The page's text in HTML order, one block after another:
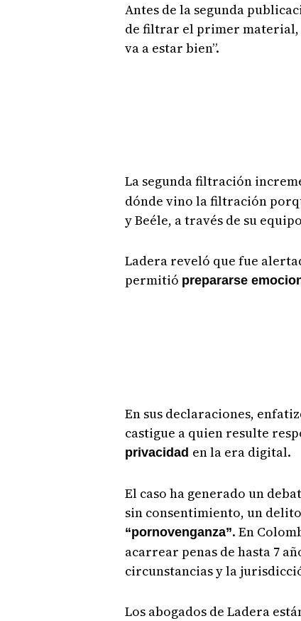
Antes de la segunda
de filtrar el primer material,
va a estar bien”.
La segunda filtración
dónde vino la filtración
y Beéle, a través de su
Ladera reveló que fue
permitió prepararse
En sus declaraciones,
castigue a quien resulte
privacidad en la era digital.
El caso ha generado un
sin consentimiento, un
“pornovenganza”. En
acarrear penas de hasta 7
circunstancias y la
Los abogados de Ladera